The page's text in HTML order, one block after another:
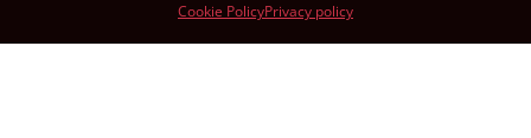
Cookie PolicyPrivacy policy